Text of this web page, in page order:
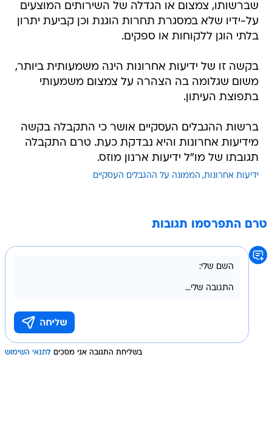
שברשותו, צמצום או הגדלה של השירותים המוצעים
על-ידיו שלא במסגרת תחרות הוגנת וכן קביעת יתרון
בלתי הוגן ללקוחות או ספקים.
בקשה זו של ידיעות אחרונות הינה משמעותית ביותר,
משום שגלומה בה הצהרה על צמצום משמעותי
בתפוצת העיתון.
ברשות ההגבלים העסקיים אושר כי התקבלה בקשה
מידיעות אחרונות והיא נבדקת כעת. טרם התקבלה
תגובתו של מו"ל ידיעות ארנון מוזס.
ידיעות אחרונות הממונה על ההגבלים העסקיים
טרם התפרסמו תגובות
בשליחת התגובה אני מסכים לתנאי השימוש